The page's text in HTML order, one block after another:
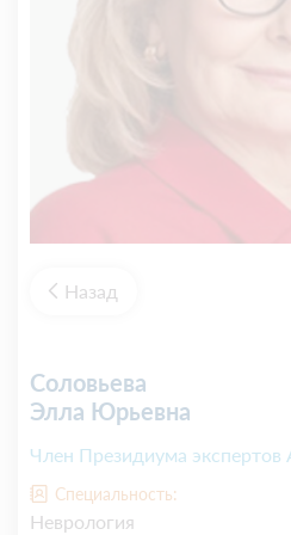
Назад
Соловьева
Элла Юрьевна
Член Президиума экспертов
Специальность:
Неврология